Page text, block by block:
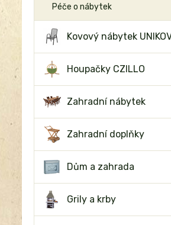
Péče o nábytek
Kovový nábytek
Houpačky CZILLO
Zahradní nábytek
Zahradní doplňky
Dům a zahrada
Grily a krby